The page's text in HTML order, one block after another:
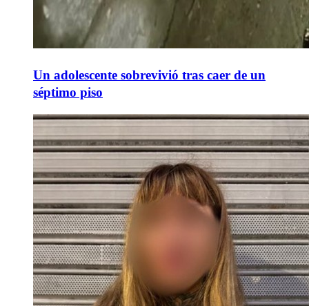
Un adolescente sobrevivió tras caer de un
séptimo piso